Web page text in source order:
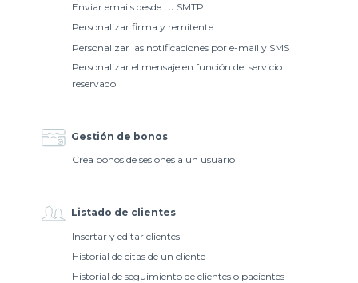
Enviar emails desde tu SMTP
Personalizar firma y remitente
Personalizar las notificaciones por e-mail y SMS
Personalizar el mensaje en función del servicio
reservado
Gestión de bonos
Crea bonos de sesiones a un usuario
Listado de clientes
Insertar y editar clientes
Historial de citas de un cliente
Historial de seguimiento de clientes o pacientes